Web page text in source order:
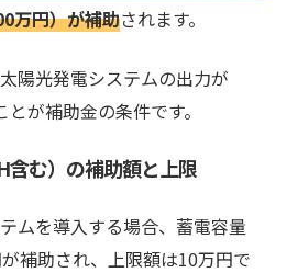
万円）が補助されます。
陽光発電システムの出力が
が補助金の条件です。
含む）の補助額と上限
ムを導入する場合、蓄電容量
補助され、上限額は10万円で